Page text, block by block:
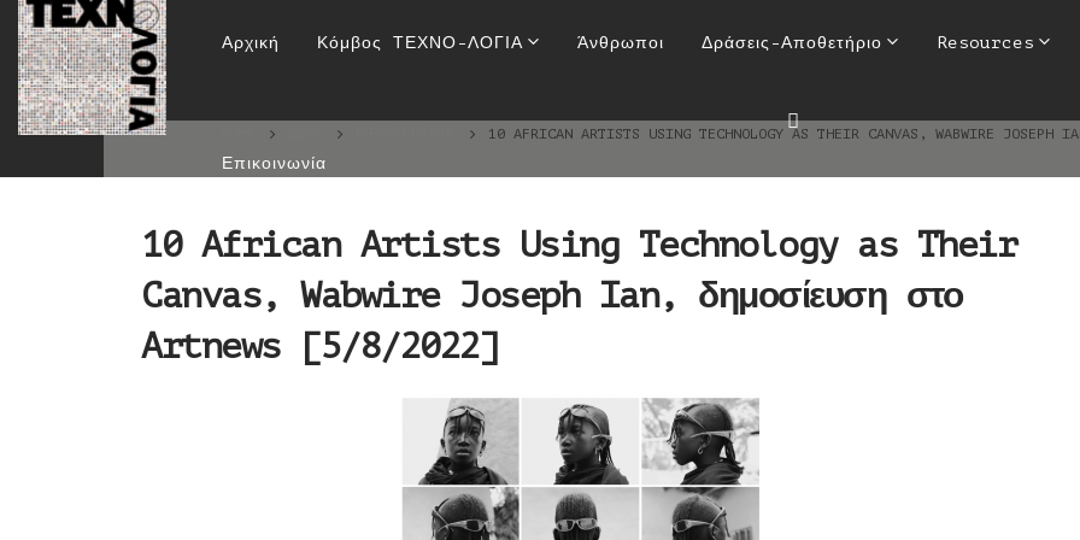
Αρχική Κόμβος ΤΕΧΝΟ-ΛΟΓΙΑ Άνθρωποι Δράσεις-Αποθετήριο Resources
Επικοινωνία
10 African Artists Using Technology as Their
10 AFRICAN ARTISTS USING TECHNOLOGY AS THEIR CANVAS, WABWIRE
10 African Artists Using Technology as Their
Canvas, Wabwire Joseph Ian, δημοσίευση στο
Artnews [5/8/2022]